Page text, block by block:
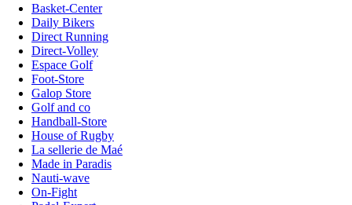
Basket-Center
Daily Bikers
Direct Running
Direct-Volley
Espace Golf
Foot-Store
Galop Store
Golf and co
Handball-Store
House of Rugby
La sellerie de Maé
Made in Paradis
Nauti-wave
On-Fight